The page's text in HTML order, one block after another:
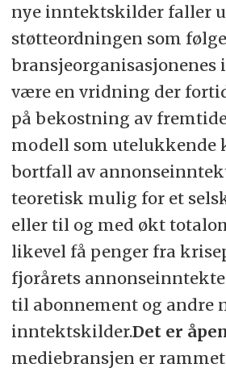
nye inntektskilder faller
støtteordningen som
bransjeorganisasjonenes
være en vridning der
på bekostning av
modell som utelukkende
bortfall av
teoretisk mulig for et
eller til og med økt
likevel få penger fra
fjorårets
til abonnement og andre
inntektskilder.Det er
mediebransjen er